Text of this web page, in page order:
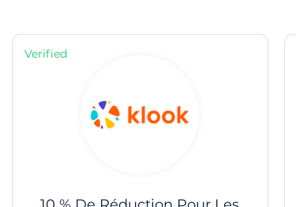
Verified